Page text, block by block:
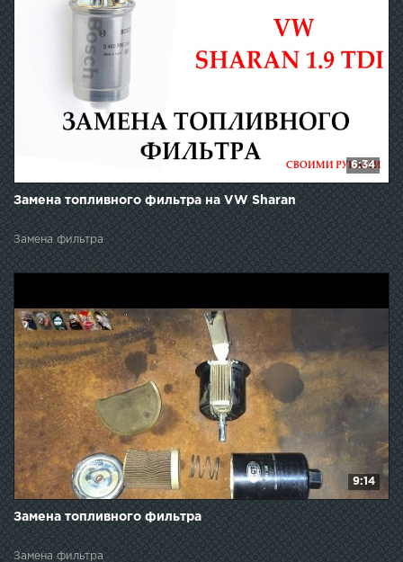
6:34
Замена топливного фильтра на VW Sharan
Замена фильтра
9:14
Замена топливного фильтра
Замена фильтра